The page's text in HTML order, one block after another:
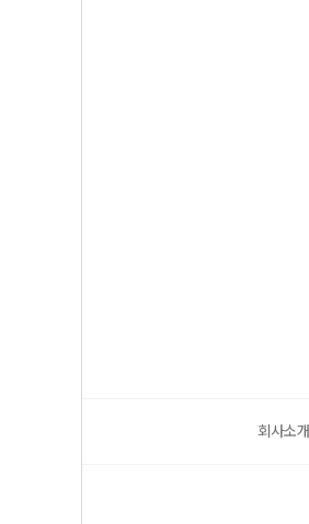
회사소개